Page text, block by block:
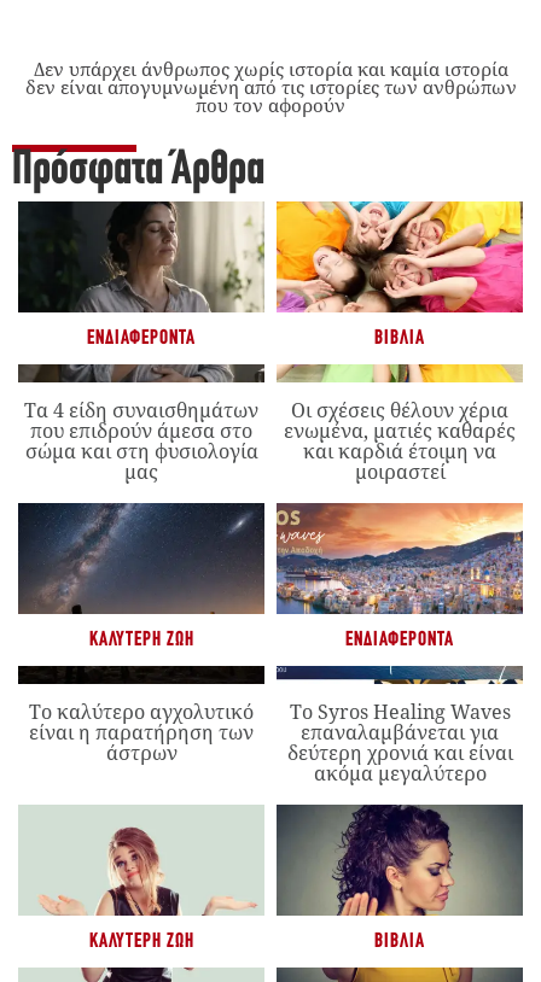
Δεν υπάρχει άνθρωπος χωρίς ιστορία και καμία ιστορία
δεν είναι απογυμνωμένη από τις ιστορίες των ανθρώπων
που τον αφορούν
Πρόσφατα Άρθρα
ΕΝΔΙΑΦΈΡΟΝΤΑ
Τα 4 είδη συναισθημάτων
που επιδρούν άμεσα στο
σώμα και στη φυσιολογία
μας
ΒΙΒΛΊΑ
Οι σχέσεις θέλουν χέρια
ενωμένα, ματιές καθαρές
και καρδιά έτοιμη να
μοιραστεί
ΚΑΛΎΤΕΡΗ ΖΩΉ
Το καλύτερο αγχολυτικό
είναι η παρατήρηση των
άστρων
ΕΝΔΙΑΦΈΡΟΝΤΑ
Το Syros Healing Waves
επαναλαμβάνεται για
δεύτερη χρονιά και είναι
ακόμα μεγαλύτερο
ΚΑΛΎΤΕΡΗ ΖΩΉ ΒΙΒΛΊΑ